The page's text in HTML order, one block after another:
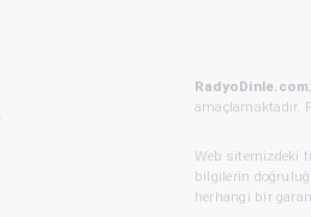
RadyoDinle.com
amaçlamaktadır.
Web sitemizdeki
bilgilerin
herhangi bir